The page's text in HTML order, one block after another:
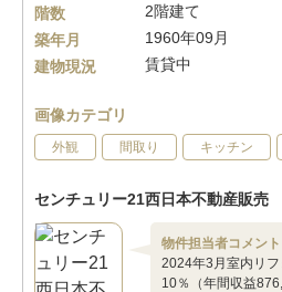
階数
2階建て
築年月
1960年09月
建物現況
賃貸中
画像カテゴリ
外観 間取り キッチン
センチュリー21西日本不動産販売
物件担当者コメント
2024年3月室内リ
10％（年間収益